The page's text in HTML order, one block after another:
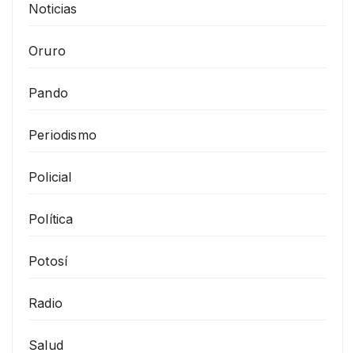
Noticias
Oruro
Pando
Periodismo
Policial
Política
Potosí
Radio
Salud